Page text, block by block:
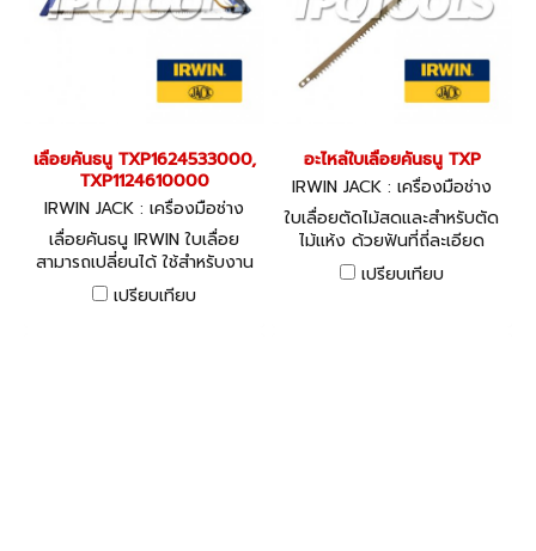
เลื่อยคันธนู TXP1624533000,
TXP1124610000
IRWIN JACK : เครื่องมือช่าง
เลื่อยคันธนู IRWIN ใบเลื่อย
สามารถเปลี่ยนได้ ใช้สำหรับงาน
สอน งานตัดแต่งไม้ ด้วยใบ
เลื่อยที่แข็งแรงและแม่นยำ ทำให้
เปรียบเทียบ
อะไหล่ใบเลื่อยคันธนู TXP
IRWIN JACK : เครื่องมือช่าง
ใบเลื่อยตัดไม้สดและสำหรับตัด
ไม้แห้ง ด้วยฟันที่ถี่ละเอียด
สามารถใช้ตัดแต่งงานตัดที่
ละเอียดจนถึงงานไม้แข็ง
เปรียบเทียบ